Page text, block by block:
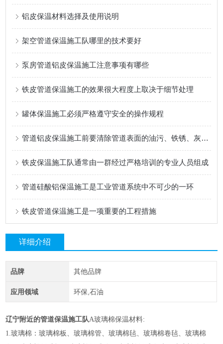
铝皮保温材料选择及使用说明
架空管道保温施工队哪里的技术要好
泵房管道铝皮保温施工注意事项有哪些
铁皮管道保温施工的效果很大程度上取决于细节处理
罐体保温施工必须严格遵守安全的操作规程
管道铝皮保温施工前要清除管道表面的油污、铁锈、灰尘等杂物
铁皮保温施工队通常由一群经过严格培训的专业人员组成
管道硅酸铝保温施工是工业管道系统中不可少的一环
铁皮管道保温施工是一项重要的工程措施
详细介绍
品牌 其他品牌
应用领域 环保,石油
辽宁附近的管道保温施工队A玻璃棉保温材料:
1.玻璃棉：玻璃棉板、玻璃棉管、玻璃棉毡、玻璃棉卷毡、玻璃棉